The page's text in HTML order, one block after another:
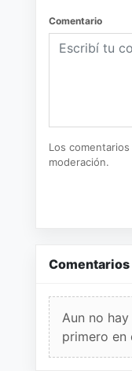
Comentario
Los
moderación.
Comentarios
Aun no
primero en